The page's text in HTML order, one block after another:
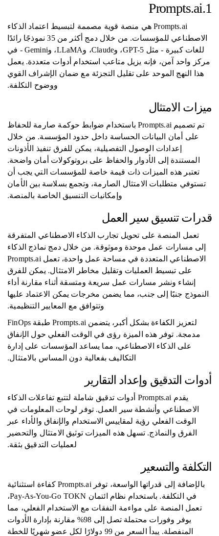
1.Prompts.ai
Prompts.ai هي منصة قوية مصممة لتبسيط اعتماد الذكاء
الاصطناعي للمؤسسات. من خلال دمج أكثر من 35 نموذجًا رائدًا
للغات كبيرة - مثل GPT-5، وClaude، وLLaMA، وGemini - في
مركز واحد آمن، فإنه يزيل متاعب استخدام أدوات متعددة. يعمل
هذا النهج الموحد على تقليل التجزئة مع ضمان الإشراف القوي
ووضوح التكلفة.
ميزات الامتثال
تم تصميم Prompts.ai باستخدام ضوابط حوكمة صارمة للحفاظ
على أمان البيانات الحساسة داخل حدود المؤسسة. من خلال
إعدادات الوصول التفصيلية، يمكن للفرق تنفيذ الأذونات
المستندة إلى الأدوار والحفاظ على بروتوكولات أمان واضحة.
تعتبر هذه الميزات ذات قيمة خاصة للمؤسسات التي يجب أن
تستوفي متطلبات الامتثال الصارمة، وتجمع بسلاسة بين الأمان
وإمكانيات التنسيق الخاصة بالمنصة.
قدرات تنسيق سير العمل
تعمل المنصة على تحويل تجارب الذكاء الاصطناعي المتفرقة
إلى مسارات عمل موحدة وموثوقة. من خلال دمج نماذج الذكاء
الاصطناعي المتعددة في مساحة عمل واحدة، تعمل Prompts.ai
على تبسيط العمليات وتقليل مخاطر الامتثال. يمكن للفرق
إنشاء ونشر مسارات عمل سريعة ومتسقة أثناء مقارنة أداء
النموذج جنبًا إلى جنب، مما يضمن مخرجات يمكن الاعتماد عليها
وتتوافق مع المعايير التنظيمية.
لتعزيز الكفاءة بشكل أكبر، يتضمن Prompts.ai طبقة FinOps
مدمجة. توفر هذه الميزة رؤى في الوقت الفعلي حول الإنفاق
على الذكاء الاصطناعي، مما يساعد المؤسسات على إدارة
التكاليف بفعالية دون المساس بالامتثال.
أدوات التدقيق وإعداد التقارير
يقدم Prompts.ai أدوات تدقيق شاملة لتتبع تفاعلات الذكاء
الاصطناعي وأنشطة سير العمل. توفر لوحات المعلومات في
الوقت الفعلي رؤية لمقاييس الاستخدام والإنفاق والأداء عبر
الفرق والنماذج. تسهل هذه الميزات توثيق الامتثال والتحضير
لعمليات التدقيق بثقة.
التكلفة والتسعير
بالإضافة إلى قدراتها الواسعة، توفر Prompts.ai كفاءة استثنائية
في التكلفة. باستخدام نظام ائتمان Pay-As-You-Go TOKN،
تعمل المنصة على مواءمة النفقات مع الاستخدام الفعلي، مما
يوفر وفورات محتملة تصل إلى 98% مقارنة بإدارة الأدوات
المنفصلة. يبدأ السعر من 99 دولارًا لكل عضو شهريًا للخطة